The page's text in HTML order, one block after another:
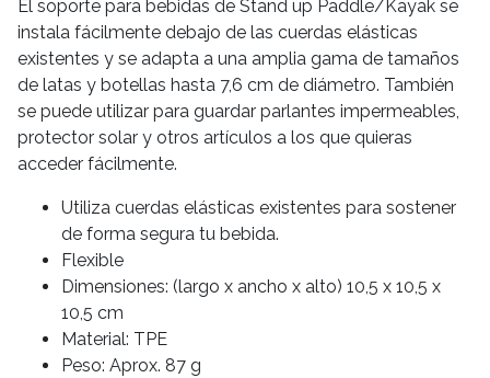
El soporte para bebidas de Stand up Paddle/Kayak se
instala fácilmente debajo de las cuerdas elásticas
existentes y se adapta a una amplia gama de tamaños
de latas y botellas hasta 7,6 cm de diámetro. También
se puede utilizar para guardar parlantes impermeables,
protector solar y otros artículos a los que quieras
acceder fácilmente.
Utiliza cuerdas elásticas existentes para sostener
de forma segura tu bebida.
Flexible
Dimensiones: (largo x ancho x alto) 10,5 x 10,5 x
10,5 cm
Material: TPE
Peso: Aprox. 87 g